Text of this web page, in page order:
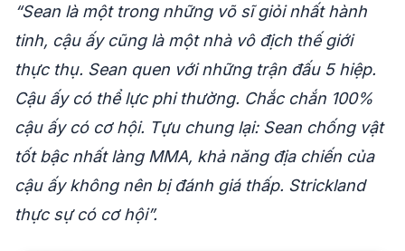
“Sean là một trong những võ sĩ giỏi nhất hành
tinh, cậu ấy cũng là một nhà vô địch thế giới
thực thụ. Sean quen với những trận đấu 5 hiệp.
Cậu ấy có thể lực phi thường. Chắc chắn 100%
cậu ấy có cơ hội. Tựu chung lại: Sean chống vật
tốt bậc nhất làng MMA, khả năng địa chiến của
cậu ấy không nên bị đánh giá thấp. Strickland
thực sự có cơ hội”.